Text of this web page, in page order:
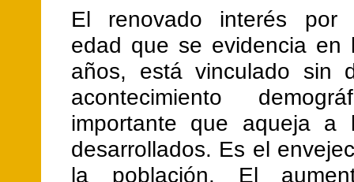
El renovado interés por
edad que se evidencia en
años, está vinculado sin
acontecimiento
importante que aqueja a
desarrollados. Es el
la población. El